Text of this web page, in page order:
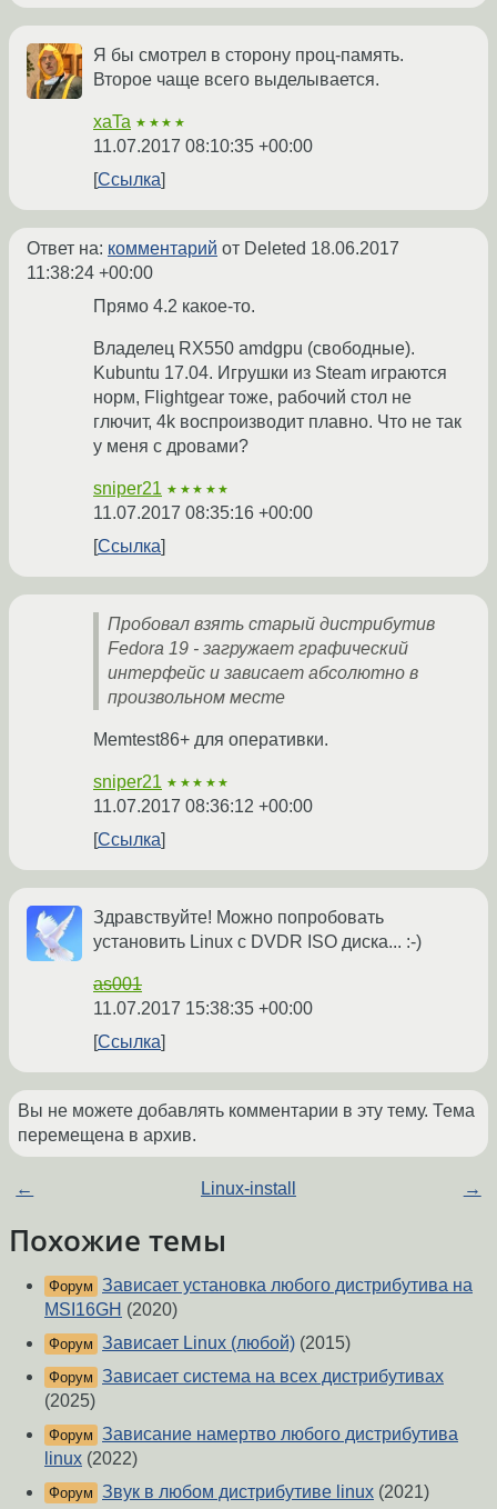
Я бы смотрел в сторону проц-память.
Второе чаще всего выделывается.
xaTa ★★★★
11.07.2017 08:10:35 +00:00
Ссылка
Ответ на: комментарий от Deleted 18.06.2017
11:38:24 +00:00
Прямо 4.2 какое-то.
Владелец RX550 amdgpu (свободные).
Kubuntu 17.04. Игрушки из Steam играются
норм, Flightgear тоже, рабочий стол не
глючит, 4k воспроизводит плавно. Что не так
у меня с дровами?
sniper21 ★★★★★
11.07.2017 08:35:16 +00:00
Ссылка
Пробовал взять старый дистрибутив
Fedora 19 - загружает графический
интерфейс и зависает абсолютно в
произвольном месте
Memtest86+ для оперативки.
sniper21 ★★★★★
11.07.2017 08:36:12 +00:00
Ссылка
Здравствуйте! Можно попробовать
установить Linux с DVDR ISO диска... :-)
as001
11.07.2017 15:38:35 +00:00
Ссылка
Вы не можете добавлять комментарии в эту тему. Тема
перемещена в архив.
← Linux-install →
Похожие темы
Форум Зависает установка любого дистрибутива на
MSI16GH (2020)
Форум Зависает Linux (любой) (2015)
Форум Зависает система на всех дистрибутивах
(2025)
Форум Зависание намертво любого дистрибутива
linux (2022)
Форум Звук в любом дистрибутиве linux (2021)